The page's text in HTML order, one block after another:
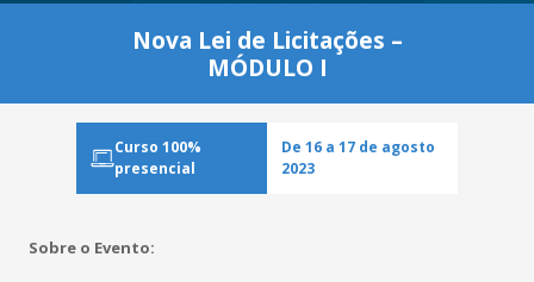
Nova Lei de Licitações –
MÓDULO I
Curso 100%
presencial
De 16 a 17 de agosto
2023
Sobre o Evento: